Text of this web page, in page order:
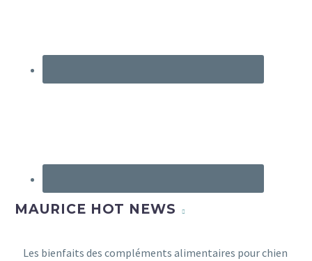
MAURICE HOT NEWS
Les bienfaits des compléments alimentaires pour chien